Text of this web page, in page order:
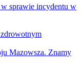
sprawie incydentu w
Mazowsza. Znamy